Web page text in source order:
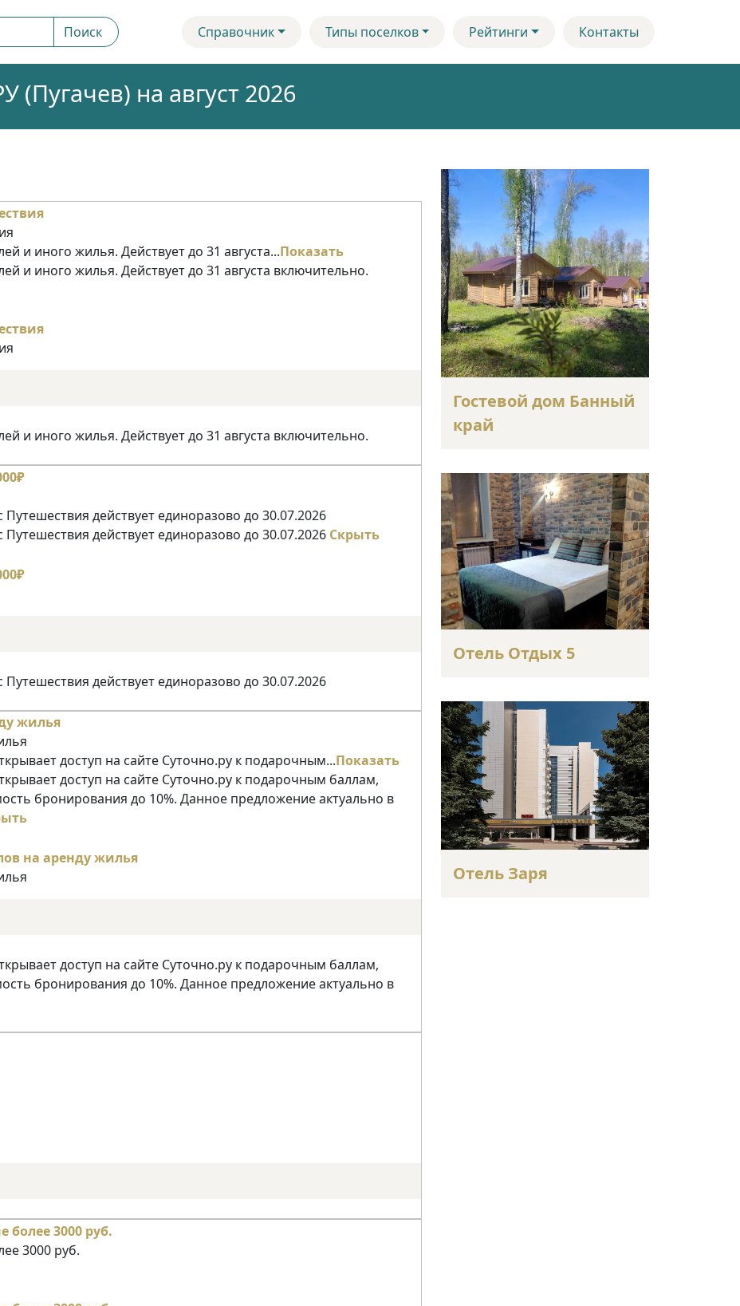
Поиск Справочник Типы поселков Рейтинги Контакты
на август 2026
и иного жилья. Действует до 31 августа...Показать
и иного жилья. Действует до 31 августа включительно.
и иного жилья. Действует до 31 августа включительно.
действует единоразово до 30.07.2026
действует единоразово до 30.07.2026 Скрыть
действует единоразово до 30.07.2026
доступ на сайте Суточно.ру к подарочным...Показать
доступ на сайте Суточно.ру к подарочным баллам,
бронирования до 10%. Данное предложение актуально в
доступ на сайте Суточно.ру к подарочным баллам,
бронирования до 10%. Данное предложение актуально в
3000 руб.
Гостевой дом Банный
край
Отель Отдых 5
Отель Заря